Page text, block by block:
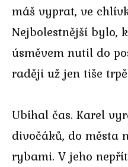
máš vyprat, ve
Nejbolestnější bylo,
úsměvem nutil do
raději už jen tiše
Ubíhal čas. Karel
divočáků, do města
rybami. V jeho